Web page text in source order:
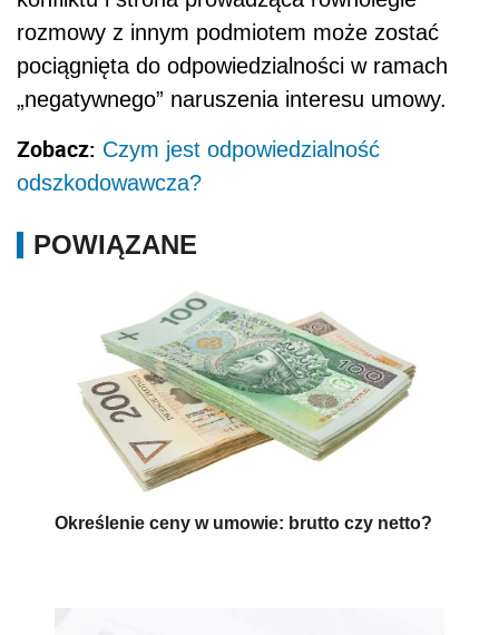
rozmowy z innym podmiotem może zostać
pociągnięta do odpowiedzialności w ramach
„negatywnego” naruszenia interesu umowy.
Zobacz: Czym jest odpowiedzialność
odszkodowawcza?
POWIĄZANE
Określenie ceny w umowie: brutto czy netto?